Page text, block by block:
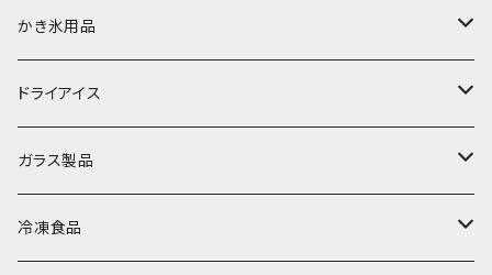
富士天然水の氷
丸氷
直径70mm
直径65mm
角氷
砕氷
かき氷用品
かき氷シロップ
無果汁1.8Lパック
無果汁1Lパック
かき氷機・かき氷器
かき氷カップ
ドライアイス
ドライアイス3ｋｇ
ドライアイス4ｋｇ
ガラス製品
オンザロック・グラス
冷凍食品